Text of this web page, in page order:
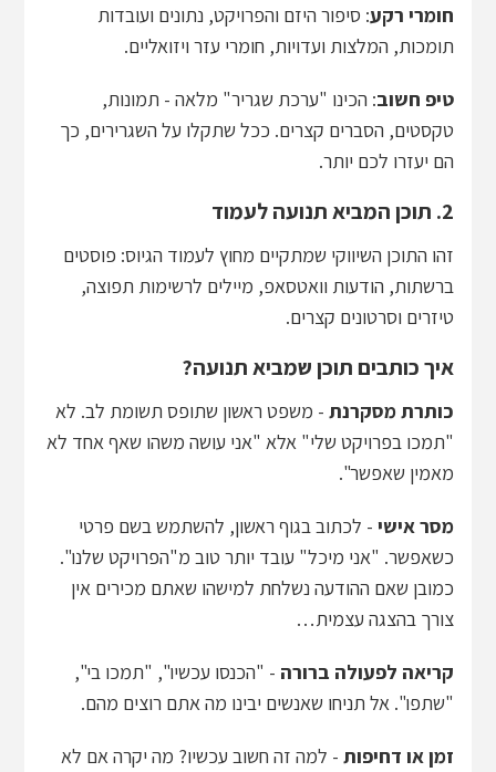
חומרי רקע: סיפור היזם והפרויקט, נתונים ועובדות
תומכות, המלצות ועדויות, חומרי עזר ויזואליים.
טיפ חשוב: הכינו "ערכת שגריר" מלאה - תמונות,
טקסטים, הסברים קצרים. ככל שתקלו על השגרירים, כך
הם יעזרו לכם יותר.
2. תוכן המביא תנועה לעמוד
זהו התוכן השיווקי שמתקיים מחוץ לעמוד הגיוס: פוסטים
ברשתות, הודעות וואטסאפ, מיילים לרשימות תפוצה,
טיזרים וסרטונים קצרים.
איך כותבים תוכן שמביא תנועה?
כותרת מסקרנת - משפט ראשון שתופס תשומת לב. לא
"תמכו בפרויקט שלי" אלא "אני עושה משהו שאף אחד לא
מאמין שאפשר".
מסר אישי - לכתוב בגוף ראשון, להשתמש בשם פרטי
כשאפשר. "אני מיכל" עובד יותר טוב מ"הפרויקט שלנו".
כמובן שאם ההודעה נשלחת למישהו שאתם מכירים אין
צורך בהצגה עצמית…
קריאה לפעולה ברורה - "הכנסו עכשיו", "תמכו בי",
"שתפו". אל תניחו שאנשים יבינו מה אתם רוצים מהם.
זמן או דחיפות - למה זה חשוב עכשיו? מה יקרה אם לא